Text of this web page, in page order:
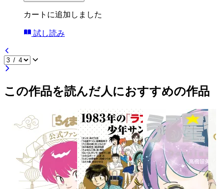
カートに追加しました
試し読み
この作品を読んだ人におすすめの作品